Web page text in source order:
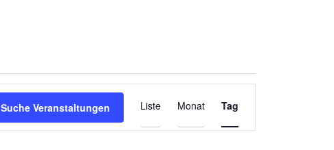
Suche Veranstaltungen
Ansichten-
Navigation
Liste Monat Tag